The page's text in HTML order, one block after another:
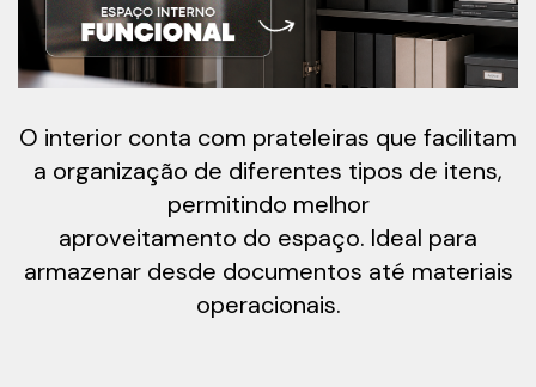
O interior conta com prateleiras que facilitam
a organização de diferentes tipos de itens,
permitindo melhor
aproveitamento do espaço. Ideal para
armazenar desde documentos até materiais
operacionais.